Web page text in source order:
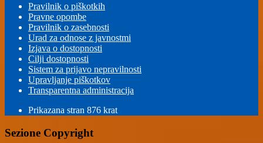
Pravilnik o piškotkih
Pravne opombe
Pravilnik o zasebnosti
Urad za odnose z javnostmi
Izjava o dostopnosti
Cilji dostopnosti
Sistem za prijavo nepravilnosti
Upravljanje piškotkov
Transparentna administracija
Prikazana stran 876 krat
Sezione Copyright